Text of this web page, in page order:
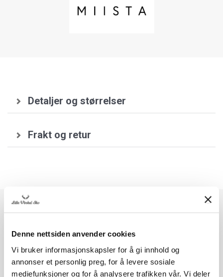
Denne nettsiden anvender cookies
Vi bruker informasjonskapsler for å gi innhold og
annonser et personlig preg, for å levere sosiale
mediefunksjoner og for å analysere trafikken vår. Vi deler
Detaljer og størrelser
Frakt og retur